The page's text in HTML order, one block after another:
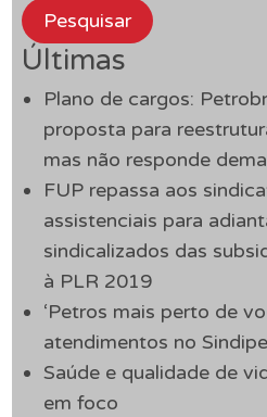
Pesquisar
Últimas
Plano de cargos:
proposta para
mas não responde
FUP repassa aos
assistenciais para
sindicalizados das
à PLR 2019
‘Petros mais perto de
atendimentos no
Saúde e qualidade de
em foco